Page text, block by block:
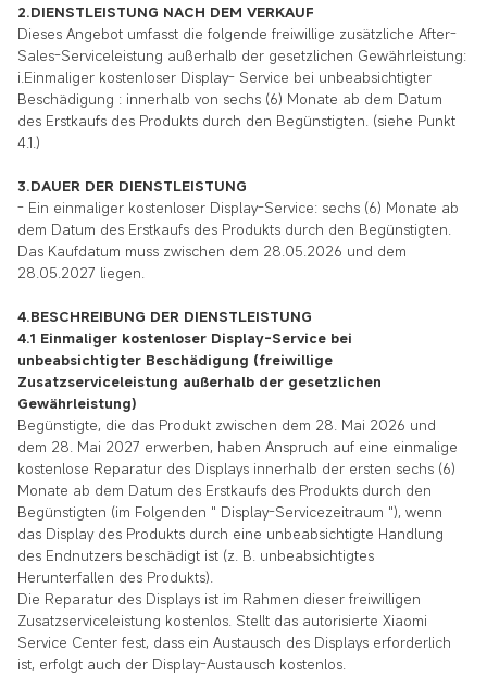
2.DIENSTLEISTUNG NACH DEM VERKAUF
Dieses Angebot umfasst die folgende freiwillige zusätzliche After-
Sales-Serviceleistung außerhalb der gesetzlichen Gewährleistung:
i.Einmaliger kostenloser Display- Service bei unbeabsichtigter
Beschädigung : innerhalb von sechs (6) Monate ab dem Datum
des Erstkaufs des Produkts durch den Begünstigten. (siehe Punkt
4.1.)
3.DAUER DER DIENSTLEISTUNG
- Ein einmaliger kostenloser Display-Service: sechs (6) Monate ab
dem Datum des Erstkaufs des Produkts durch den Begünstigten.
Das Kaufdatum muss zwischen dem 28.05.2026 und dem
28.05.2027 liegen.
4.BESCHREIBUNG DER DIENSTLEISTUNG
4.1 Einmaliger kostenloser Display-Service bei
unbeabsichtigter Beschädigung (freiwillige
Zusatzserviceleistung außerhalb der gesetzlichen
Gewährleistung)
Begünstigte, die das Produkt zwischen dem 28. Mai 2026 und
dem 28. Mai 2027 erwerben, haben Anspruch auf eine einmalige
kostenlose Reparatur des Displays innerhalb der ersten sechs (6)
Monate ab dem Datum des Erstkaufs des Produkts durch den
Begünstigten (im Folgenden " Display-Servicezeitraum "), wenn
das Display des Produkts durch eine unbeabsichtigte Handlung
des Endnutzers beschädigt ist (z. B. unbeabsichtigtes
Herunterfallen des Produkts).
Die Reparatur des Displays ist im Rahmen dieser freiwilligen
Zusatzserviceleistung kostenlos. Stellt das autorisierte Xiaomi
Service Center fest, dass ein Austausch des Displays erforderlich
ist, erfolgt auch der Display-Austausch kostenlos.